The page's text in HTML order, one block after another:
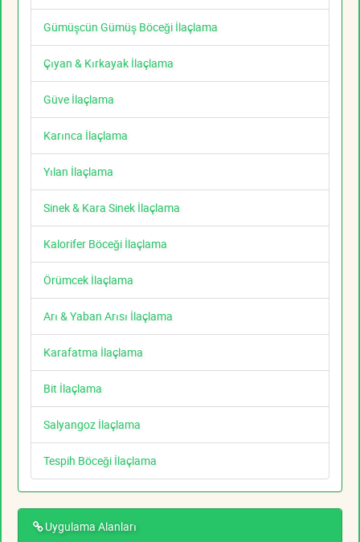
Gümüşcün Gümüş Böceği İlaçlama
Çıyan & Kırkayak İlaçlama
Güve İlaçlama
Karınca İlaçlama
Yılan İlaçlama
Sinek & Kara Sinek İlaçlama
Kalorifer Böceği İlaçlama
Örümcek İlaçlama
Arı & Yaban Arısı İlaçlama
Karafatma İlaçlama
Bit İlaçlama
Salyangoz İlaçlama
Tespih Böceği İlaçlama
Uygulama Alanları